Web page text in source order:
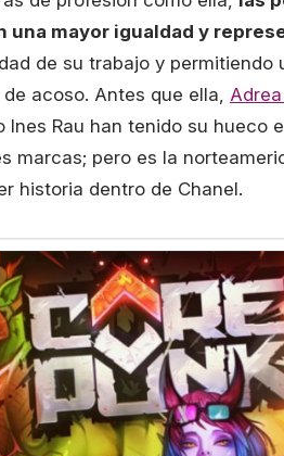
una mayor igualdad y
de su trabajo y permitiendo
acoso. Antes que ella,
Ines Rau han tenido su hueco
marcas; pero es la
historia dentro de Chanel.